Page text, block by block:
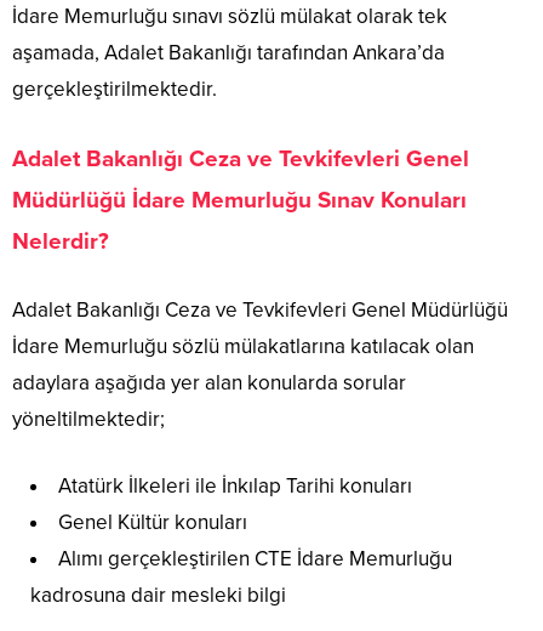
İdare Memurluğu sınavı sözlü mülakat olarak tek
aşamada, Adalet Bakanlığı tarafından Ankara’da
gerçekleştirilmektedir.
Adalet Bakanlığı Ceza ve Tevkifevleri Genel
Müdürlüğü İdare Memurluğu Sınav Konuları
Nelerdir?
Adalet Bakanlığı Ceza ve Tevkifevleri Genel Müdürlüğü
İdare Memurluğu sözlü mülakatlarına katılacak olan
adaylara aşağıda yer alan konularda sorular
yöneltilmektedir;
Atatürk İlkeleri ile İnkılap Tarihi konuları
Genel Kültür konuları
Alımı gerçekleştirilen CTE İdare Memurluğu
kadrosuna dair mesleki bilgi